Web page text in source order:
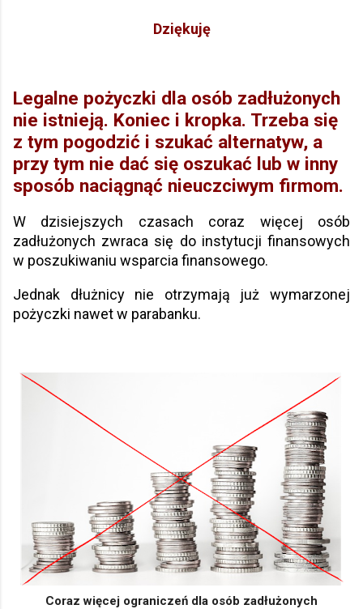
Dziękuję
Legalne pożyczki dla osób zadłużonych
nie istnieją. Koniec i kropka. Trzeba się
z tym pogodzić i szukać alternatyw, a
przy tym nie dać się oszukać lub w inny
sposób naciągnąć nieuczciwym firmom.
W dzisiejszych czasach coraz więcej osób
zadłużonych zwraca się do instytucji finansowych
w poszukiwaniu wsparcia finansowego.
Jednak dłużnicy nie otrzymają już wymarzonej
pożyczki nawet w parabanku.
Coraz więcej ograniczeń dla osób zadłużonych